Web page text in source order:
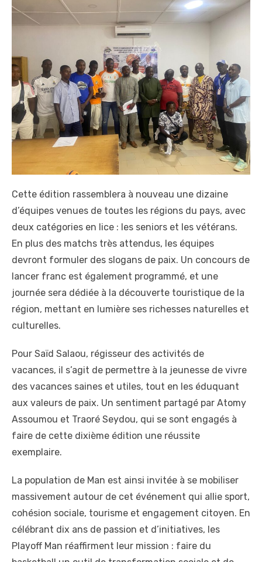
Cette édition rassemblera à nouveau une dizaine
d’équipes venues de toutes les régions du pays, avec
deux catégories en lice : les seniors et les vétérans.
En plus des matchs très attendus, les équipes
devront formuler des slogans de paix. Un concours de
lancer franc est également programmé, et une
journée sera dédiée à la découverte touristique de la
région, mettant en lumière ses richesses naturelles et
culturelles.
Pour Saïd Salaou, régisseur des activités de
vacances, il s’agit de permettre à la jeunesse de vivre
des vacances saines et utiles, tout en les éduquant
aux valeurs de paix. Un sentiment partagé par Atomy
Assoumou et Traoré Seydou, qui se sont engagés à
faire de cette dixième édition une réussite
exemplaire.
La population de Man est ainsi invitée à se mobiliser
massivement autour de cet événement qui allie sport,
cohésion sociale, tourisme et engagement citoyen. En
célébrant dix ans de passion et d’initiatives, les
Playoff Man réaffirment leur mission : faire du